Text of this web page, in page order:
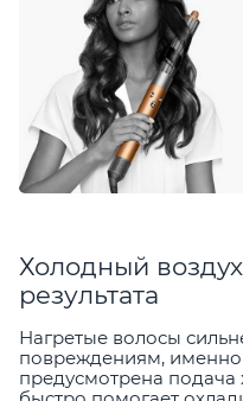
Холодный
результата
Нагретые волосы
повреждениям, именно
предусмотрена подача